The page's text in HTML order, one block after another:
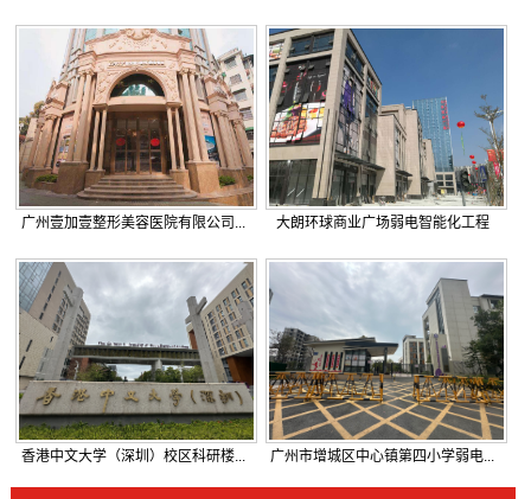
广州壹加壹整形美容医院有限公司... 大朗环球商业广场弱电智能化工程
香港中文大学（深圳）校区科研楼... 广州市增城区中心镇第四小学弱电...